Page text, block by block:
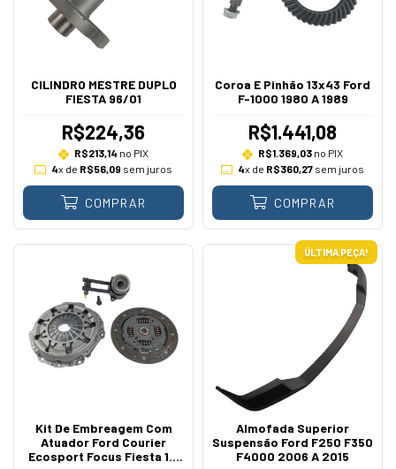
CILINDRO MESTRE DUPLO
FIESTA 96/01
R$224,36
R$213,14 no PIX
4x de R$56,09 sem juros
COMPRAR
Coroa E Pinhão 13x43 Ford
F-1000 1980 A 1989
R$1.441,08
R$1.369,03 no PIX
4x de R$360,27 sem juros
COMPRAR
Kit De Embreagem Com
Atuador Ford Courier
Ecosport Focus Fiesta 1.6
ÚLTIMA PEÇA!
Almofada Superior
Suspensão Ford F250 F350
F4000 2006 A 2015